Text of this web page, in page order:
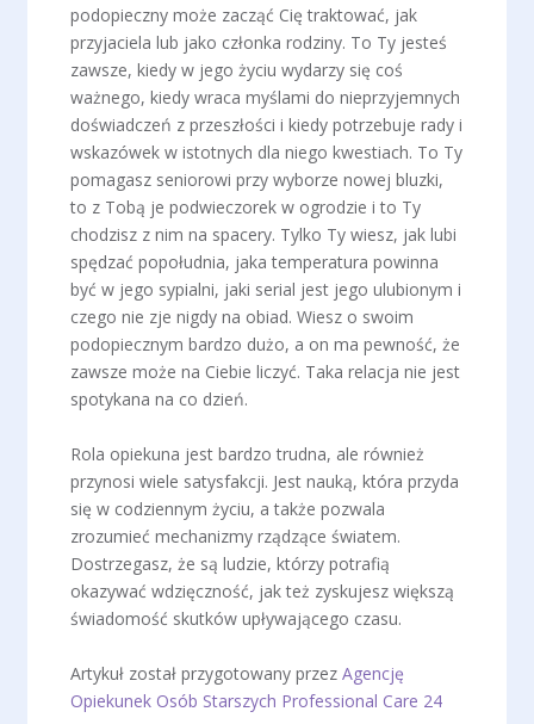
podopieczny może zacząć Cię traktować, jak
przyjaciela lub jako członka rodziny. To Ty jesteś
zawsze, kiedy w jego życiu wydarzy się coś
ważnego, kiedy wraca myślami do nieprzyjemnych
doświadczeń z przeszłości i kiedy potrzebuje rady i
wskazówek w istotnych dla niego kwestiach. To Ty
pomagasz seniorowi przy wyborze nowej bluzki,
to z Tobą je podwieczorek w ogrodzie i to Ty
chodzisz z nim na spacery. Tylko Ty wiesz, jak lubi
spędzać popołudnia, jaka temperatura powinna
być w jego sypialni, jaki serial jest jego ulubionym i
czego nie zje nigdy na obiad. Wiesz o swoim
podopiecznym bardzo dużo, a on ma pewność, że
zawsze może na Ciebie liczyć. Taka relacja nie jest
spotykana na co dzień.
Rola opiekuna jest bardzo trudna, ale również
przynosi wiele satysfakcji. Jest nauką, która przyda
się w codziennym życiu, a także pozwala
zrozumieć mechanizmy rządzące światem.
Dostrzegasz, że są ludzie, którzy potrafią
okazywać wdzięczność, jak też zyskujesz większą
świadomość skutków upływającego czasu.
Artykuł został przygotowany przez Agencję
Opiekunek Osób Starszych Professional Care 24